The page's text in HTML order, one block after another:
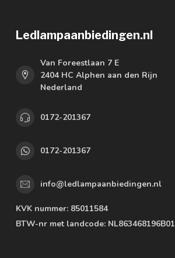
Ledlampaanbiedingen.nl
Van Foreestlaan 7 E
2404 HC Alphen aan den Rijn
Nederland
0172-201367
0172-201367
info@ledlampaanbiedingen.nl
KVK nummer: 85011584
BTW-nr met landcode: NL863468196B01